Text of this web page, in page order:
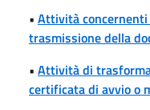
• Attività
trasmissione della
• Attività di
certificata di avvio o